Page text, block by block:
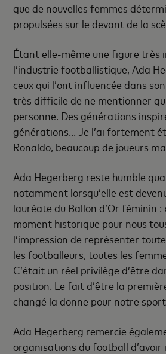
que de nouvelles femmes
propulsées sur le devant de la
Étant elle-même une figure très
l’industrie footballistique, Ada
ceux qui l’ont influencée dans
très difficile de ne mentionner
personne. Des générations
générations... Je l’ai fortement
Ronaldo, beaucoup de joueurs
Ada Hegerberg reste humble
notamment lorsqu’elle est
lauréate du Ballon d’Or féminin :
moment historique pour nous
l’impression de représenter
les footballeurs, toutes les
C’était un réel privilège d’être
position. Le fait d’être la
changé la donne pour notre
Ada Hegerberg remercie
organisations du football d’avoir